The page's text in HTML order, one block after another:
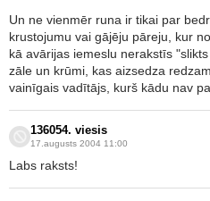
Un ne vienmēr runa ir tikai par
krustojumu vai gājēju pāreju, kur
kā avārijas iemeslu nerakstīs
zāle un krūmi, kas aizsedza
vainīgais vadītājs, kurš kādu nav
136054. viesis
17.augusts 2004 11:00
Labs raksts!